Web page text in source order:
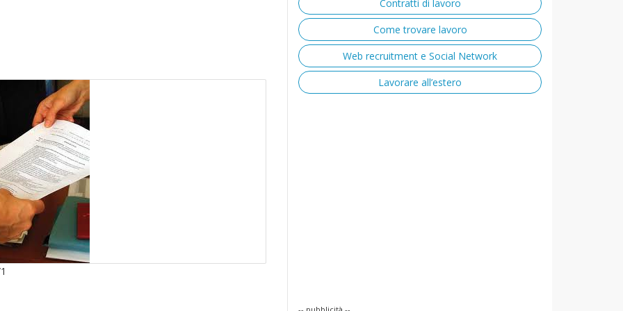
Contratti di lavoro
Come trovare lavoro
Web recruitment e Social Network
Lavorare all’estero